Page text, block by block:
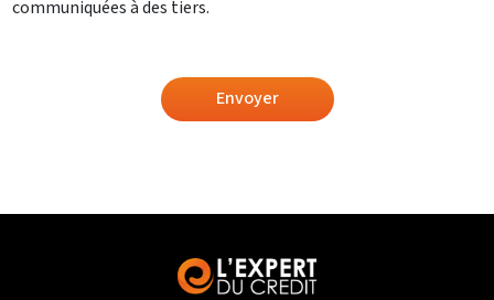
communiquées à des tiers.
Envoyer